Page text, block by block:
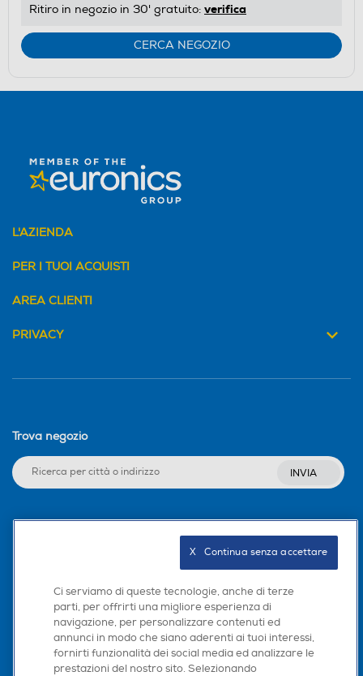
Ritiro in negozio in 30' gratuito: verifica
CERCA NEGOZIO
L'AZIENDA
PER I TUOI ACQUISTI
AREA CLIENTI
PRIVACY
Trova negozio
INVIA
Scarica la nostra app
Ci serviamo di queste tecnologie, anche di terze
parti, per offrirti una migliore esperienza di
navigazione, per personalizzare contenuti ed
annunci in modo che siano aderenti ai tuoi interessi,
fornirti funzionalità dei social media ed analizzare le
prestazioni del nostro sito. Selezionando
X   Continua senza accettare